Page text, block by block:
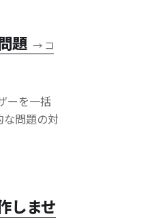
題 → コ
ーを一括
問題の対
しませ